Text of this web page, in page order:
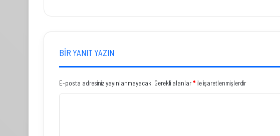
BIR YANIT YAZIN
E-posta adresiniz yayınlanmayacak. Gerekli alanlar*ile işaretlenmişlerdir